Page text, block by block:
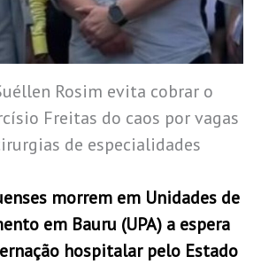
Rosim evita cobrar o
Freitas do caos por vagas
de especialidades
morrem em Unidades de
em Bauru (UPA) a espera
hospitalar pelo Estado